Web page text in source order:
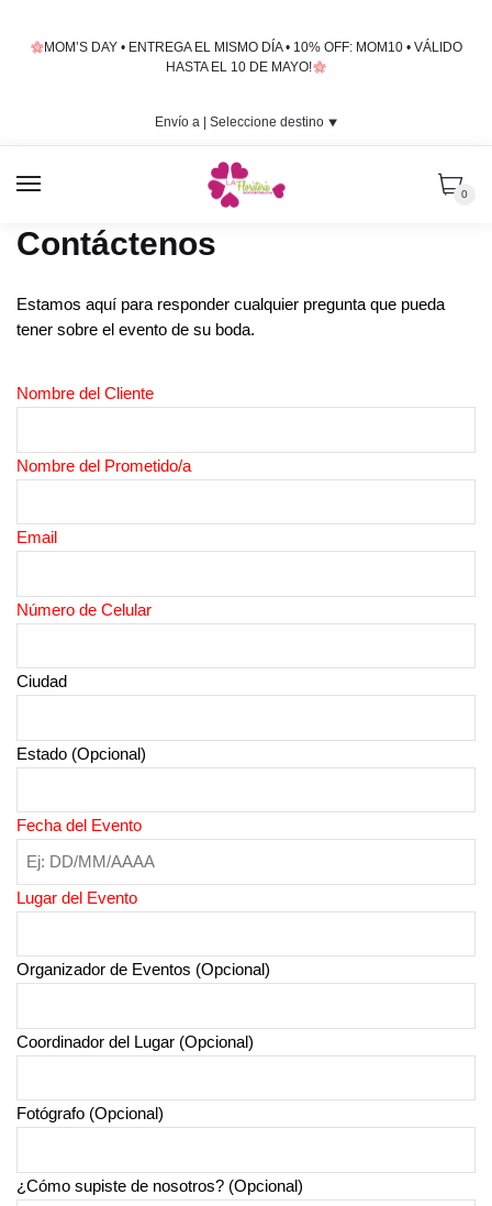
MOM’S DAY • ENTREGA EL MISMO DÍA • 10% OFF: MOM10 • VÁLIDO
HASTA EL 10 DE MAYO!
Envío a | Seleccione destino⯆
0
Contáctenos
Estamos aquí para responder cualquier pregunta que pueda
tener sobre el evento de su boda.
Nombre del Cliente
Nombre del Prometido/a
Email
Número de Celular
Ciudad
Estado (Opcional)
Fecha del Evento
Lugar del Evento
Organizador de Eventos (Opcional)
Coordinador del Lugar (Opcional)
Fotógrafo (Opcional)
¿Cómo supiste de nosotros? (Opcional)